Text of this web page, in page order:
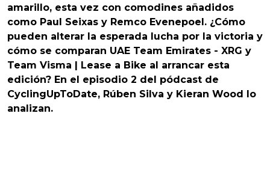
amarillo, esta vez con comodines añadidos
como Paul Seixas y Remco Evenepoel. ¿Cómo
pueden alterar la esperada lucha por la victoria y
cómo se comparan UAE Team Emirates - XRG y
Team Visma | Lease a Bike al arrancar esta
edición? En el episodio 2 del pódcast de
CyclingUpToDate, Rúben Silva y Kieran Wood lo
analizan.